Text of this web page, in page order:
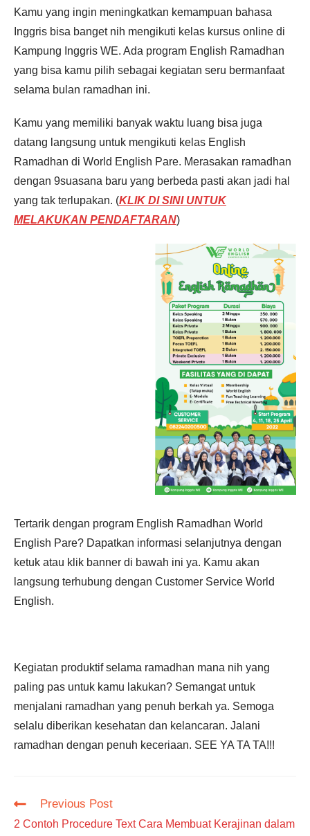
Kamu yang ingin meningkatkan kemampuan bahasa
Inggris bisa banget nih mengikuti kelas kursus online di
Kampung Inggris WE. Ada program English Ramadhan
yang bisa kamu pilih sebagai kegiatan seru bermanfaat
selama bulan ramadhan ini.
Kamu yang memiliki banyak waktu luang bisa juga
datang langsung untuk mengikuti kelas English
Ramadhan di World English Pare. Merasakan ramadhan
dengan 9suasana baru yang berbeda pasti akan jadi hal
yang tak terlupakan. (KLIK DI SINI UNTUK
MELAKUKAN PENDAFTARAN)
Tertarik dengan program English Ramadhan World
English Pare? Dapatkan informasi selanjutnya dengan
ketuk atau klik banner di bawah ini ya. Kamu akan
langsung terhubung dengan Customer Service World
English.
Kegiatan produktif selama ramadhan mana nih yang
paling pas untuk kamu lakukan? Semangat untuk
menjalani ramadhan yang penuh berkah ya. Semoga
selalu diberikan kesehatan dan kelancaran. Jalani
ramadhan dengan penuh keceriaan. SEE YA TA TA!!!
Read
articles
Previous Post
2 Contoh Procedure Text Cara Membuat Kerajinan dalam